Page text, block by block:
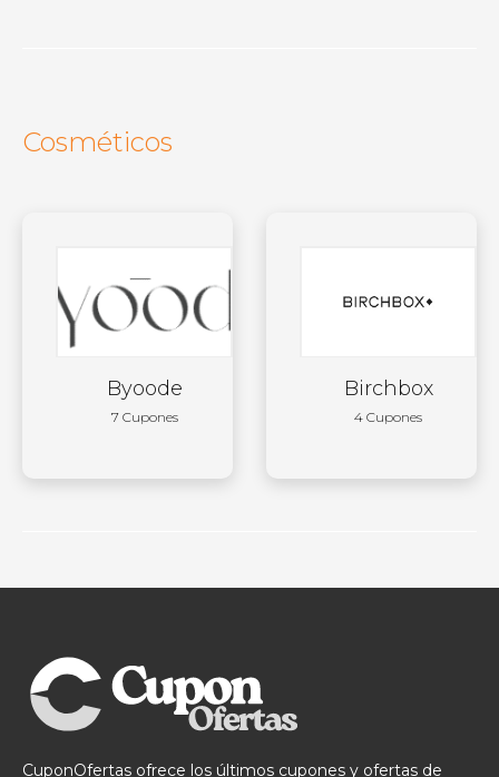
Cosméticos
Byoode
7 Cupones
Birchbox
4 Cupones
CuponOfertas ofrece los últimos cupones y ofertas de